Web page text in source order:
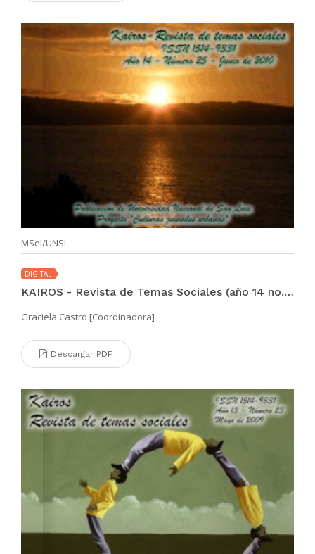
MSeI/UNSL
DIGITAL
KAIROS - Revista de Temas Sociales (año 14 no. 25 jun 2010)
Graciela Castro [Coordinadora]
Descargar PDF